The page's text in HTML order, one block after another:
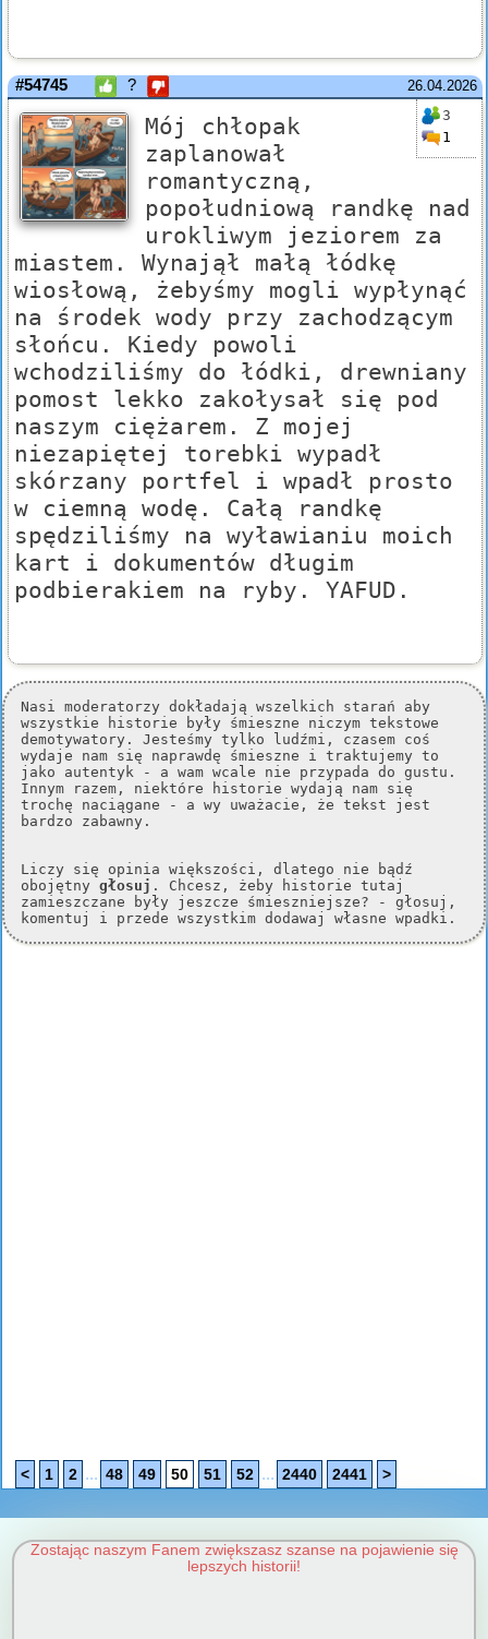
26.04.2026
#54745 ?
3
1
Mój chłopak
zaplanował
romantyczną,
popołudniową randkę nad
urokliwym jeziorem za
miastem. Wynajął małą łódkę
wiosłową, żebyśmy mogli wypłynąć
na środek wody przy zachodzącym
słońcu. Kiedy powoli
wchodziliśmy do łódki, drewniany
pomost lekko zakołysał się pod
naszym ciężarem. Z mojej
niezapiętej torebki wypadł
skórzany portfel i wpadł prosto
w ciemną wodę. Całą randkę
spędziliśmy na wyławianiu moich
kart i dokumentów długim
podbierakiem na ryby. YAFUD.
Nasi moderatorzy dokładają wszelkich starań aby
wszystkie historie były śmieszne niczym tekstowe
demotywatory. Jesteśmy tylko ludźmi, czasem coś
wydaje nam się naprawdę śmieszne i traktujemy to
jako autentyk - a wam wcale nie przypada do gustu.
Innym razem, niektóre historie wydają nam się
trochę naciągane - a wy uważacie, że tekst jest
bardzo zabawny.
Liczy się opinia większości, dlatego nie bądź
obojętny głosuj . Chcesz, żeby historie tutaj
zamieszczane były jeszcze śmieszniejsze? - głosuj,
komentuj i przede wszystkim dodawaj własne wpadki.
< 1 2 ... 48 49 50 51 52 ... 2440 2441 >
Zostając naszym Fanem zwiększasz szanse na pojawienie się
lepszych historii!